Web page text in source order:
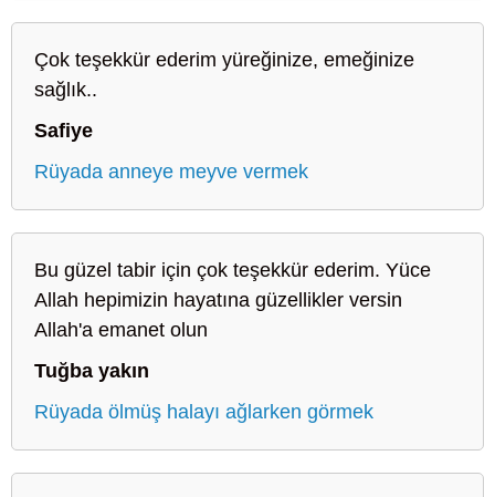
Çok teşekkür ederim yüreğinize, emeğinize
sağlık..
Safiye
Rüyada anneye meyve vermek
Bu güzel tabir için çok teşekkür ederim. Yüce
Allah hepimizin hayatına güzellikler versin
Allah'a emanet olun
Tuğba yakın
Rüyada ölmüş halayı ağlarken görmek